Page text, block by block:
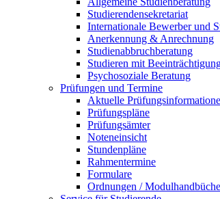
Studierendensekretariat
Internationale Bewerber und
Anerkennung & Anrechnung
Studienabbruchberatung
Studieren mit
Psychosoziale Beratung
Prüfungen und Termine
Aktuelle
Prüfungspläne
Prüfungsämter
Noteneinsicht
Stundenpläne
Rahmentermine
Formulare
Ordnungen /